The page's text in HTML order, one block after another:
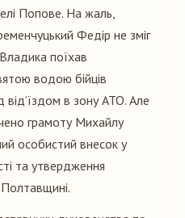
Попове. На жаль,
Федір не зміг
поїхав
водою бійців
в зону АТО. Але
грамоту Михайлу
особистий внесок у
та утвердження